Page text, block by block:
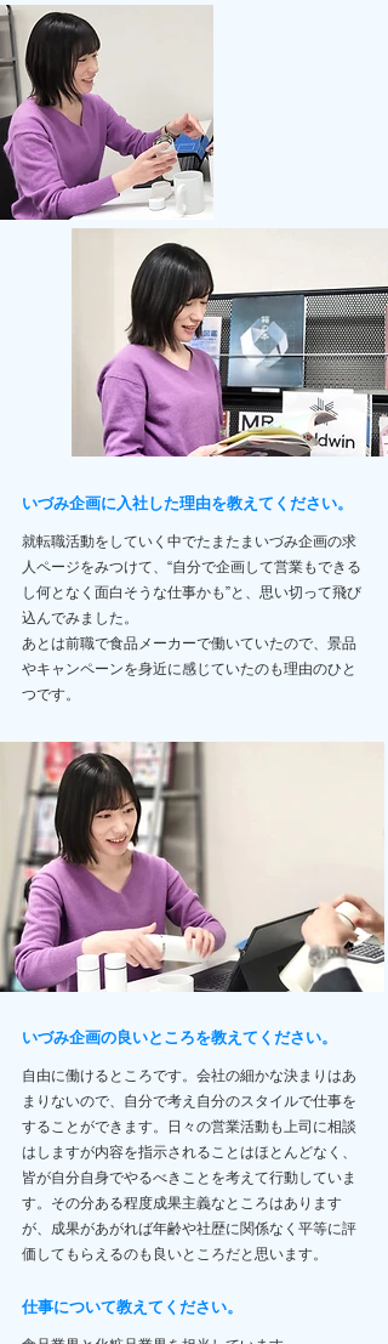
いづみ企画に入社した理由を教えてください。
就転職活動をしていく中でたまたまいづみ企画の求
人ページをみつけて、“自分で企画して営業もできる
し何となく面白そうな仕事かも”と、思い切って飛び
込んでみました。
あとは前職で食品メーカーで働いていたので、景品
やキャンペーンを身近に感じていたのも理由のひと
つです。
いづみ企画の良いところを教えてください。
自由に働けるところです。会社の細かな決まりはあ
まりないので、自分で考え自分のスタイルで仕事を
することができます。日々の営業活動も上司に相談
はしますが内容を指示されることはほとんどなく、
皆が自分自身でやるべきことを考えて行動していま
す。その分ある程度成果主義なところはあります
が、成果があがれば年齢や社歴に関係なく平等に評
価してもらえるのも良いところだと思います。
仕事について教えてください。